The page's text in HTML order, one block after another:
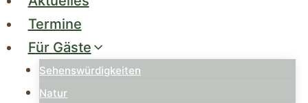
Termine
Für Gäste
Sehenswürdigkeiten
Natur